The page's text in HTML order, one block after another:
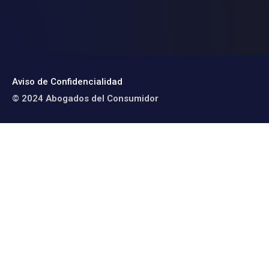
Aviso de Confidencialidad
© 2024 Abogados del Consumidor